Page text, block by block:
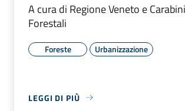
A cura di Regione Veneto e
Forestali
Foreste Urbanizzazione
LEGGI DI PIÙ